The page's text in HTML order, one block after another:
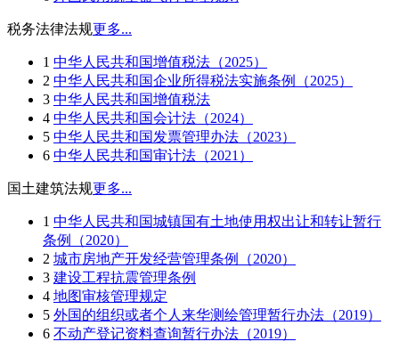
税务法律法规更多...
1 中华人民共和国增值税法（2025）
2 中华人民共和国企业所得税法实施条例（2025）
3 中华人民共和国增值税法
4 中华人民共和国会计法（2024）
5 中华人民共和国发票管理办法（2023）
6 中华人民共和国审计法（2021）
国土建筑法规更多...
1 中华人民共和国城镇国有土地使用权出让和转让暂行
条例（2020）
2 城市房地产开发经营管理条例（2020）
3 建设工程抗震管理条例
4 地图审核管理规定
5 外国的组织或者个人来华测绘管理暂行办法（2019）
6 不动产登记资料查询暂行办法（2019）